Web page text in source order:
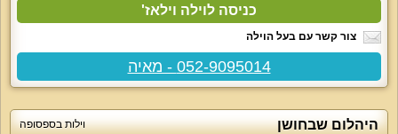
כניסה לוילה וילאז'
צור קשר עם בעל הוילה
052-9095014 - מאיה
היהלום שבחושן וילות בספסופה